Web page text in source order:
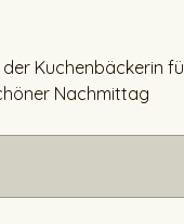
Kuchenbäckerin
Nachmittag